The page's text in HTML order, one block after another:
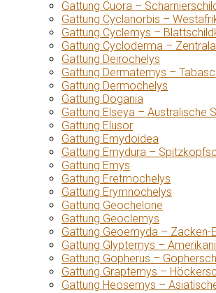
Gattung Cuora –
Gattung Cyclanorbis –
Gattung Cyclemys –
Gattung Cycloderma –
Gattung Deirochelys
Gattung Dermatemys –
Gattung Dermochelys
Gattung Dogania
Gattung Elseya – Australische
Gattung Elusor
Gattung Emydoidea
Gattung Emydura –
Gattung Emys
Gattung Eretmochelys
Gattung Erymnochelys
Gattung Geochelone
Gattung Geoclemys
Gattung Geoemyda – Zacken-
Gattung Glyptemys –
Gattung Gopherus –
Gattung Graptemys –
Gattung Heosemys –